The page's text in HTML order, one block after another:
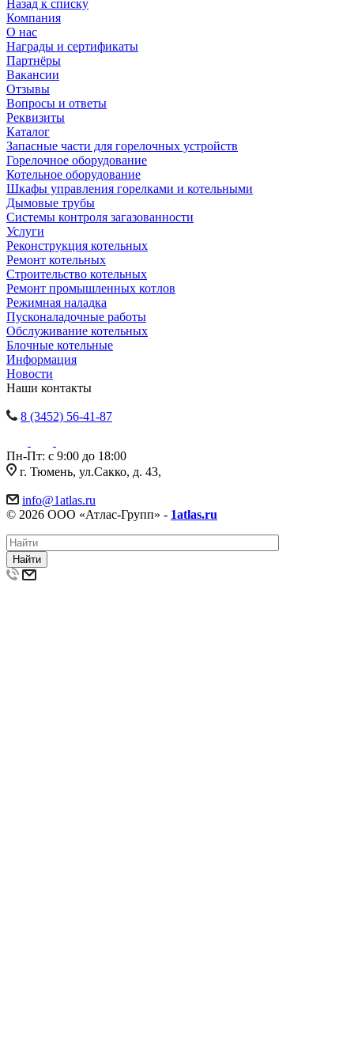
Назад к списку
Компания
О нас
Награды и сертификаты
Партнёры
Вакансии
Отзывы
Вопросы и ответы
Реквизиты
Каталог
Запасные части для горелочных устройств
Горелочное оборудование
Котельное оборудование
Шкафы управления горелками и котельными
Дымовые трубы
Системы контроля загазованности
Услуги
Реконструкция котельных
Ремонт котельных
Строительство котельных
Ремонт промышленных котлов
Режимная наладка
Пусконаладочные работы
Обслуживание котельных
Блочные котельные
Информация
Новости
Наши контакты
8 (3452) 56-41-87
Пн-Пт: с 9:00 до 18:00
г. Тюмень, ул.Сакко, д. 43,
info@1atlas.ru
© 2026 ООО «Атлас-Групп» - 1atlas.ru
Найти